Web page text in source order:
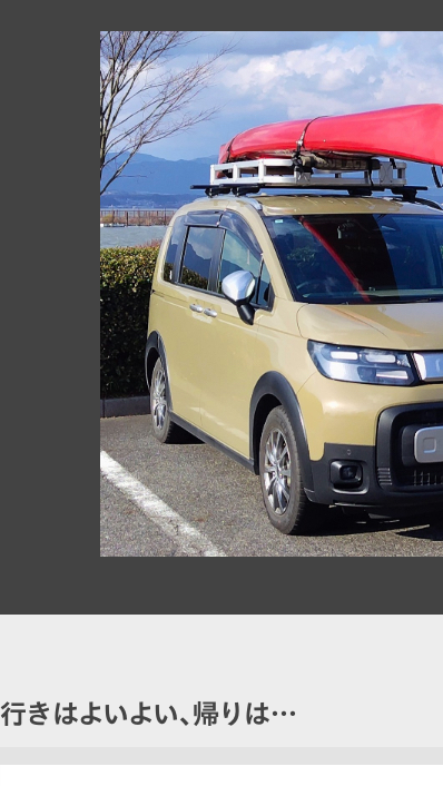
行きはよいよい、帰りは…